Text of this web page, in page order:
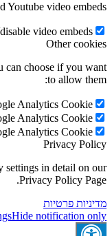
Vimeo and Youtube
to enable/disable
needed - You can
_ga - Google
_gid - Google
_gat_* - Google
and privacy settings
Accept settingsHide